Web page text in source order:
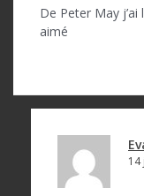
l
De Peter May j’ai
aimé
14